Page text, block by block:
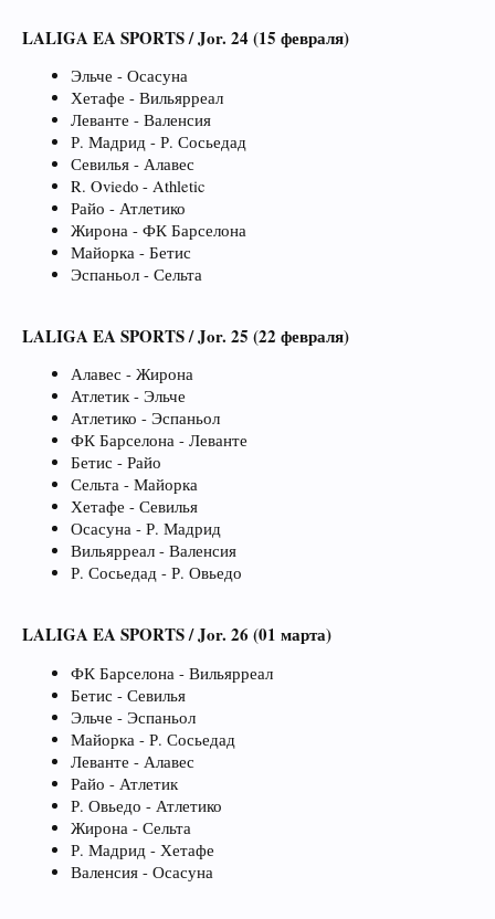
LALIGA EA SPORTS / Jor. 24 (15 февраля)
Эльче - Осасуна
Хетафе - Вильярреал
Леванте - Валенсия
Р. Мадрид - Р. Сосьедад
Севилья - Алавес
R. Oviedo - Athletic
Райо - Атлетико
Жирона - ФК Барселона
Майорка - Бетис
Эспаньол - Сельта
LALIGA EA SPORTS / Jor. 25 (22 февраля)
Алавес - Жирона
Атлетик - Эльче
Атлетико - Эспаньол
ФК Барселона - Леванте
Бетис - Райо
Сельта - Майорка
Хетафе - Севилья
Осасуна - Р. Мадрид
Вильярреал - Валенсия
Р. Сосьедад - Р. Овьедо
LALIGA EA SPORTS / Jor. 26 (01 марта)
ФК Барселона - Вильярреал
Бетис - Севилья
Эльче - Эспаньол
Майорка - Р. Сосьедад
Леванте - Алавес
Райо - Атлетик
Р. Овьедо - Атлетико
Жирона - Сельта
Р. Мадрид - Хетафе
Валенсия - Осасуна